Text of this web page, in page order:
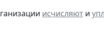
исчисляют и